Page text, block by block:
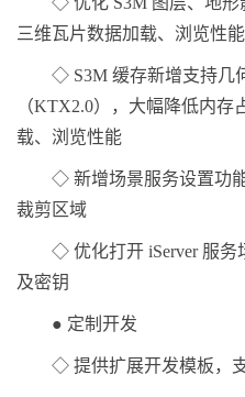
三维瓦片数据加载、浏览性能
◇ S3M 缓存新增支持几
（KTX2.0），大幅降低内存
载、浏览性能
◇ 新增场景服务设置功
裁剪区域
◇ 优化打开 iServer 服务
及密钥
● 定制开发
◇ 提供扩展开发模板，